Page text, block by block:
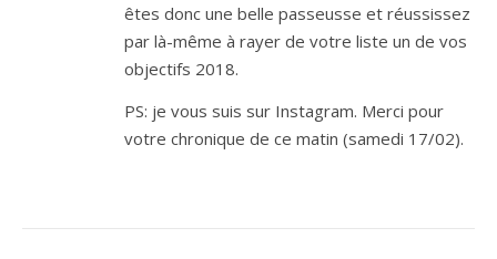
êtes donc une belle passeusse et réussissez
par là-même à rayer de votre liste un de vos
objectifs 2018.
PS: je vous suis sur Instagram. Merci pour
votre chronique de ce matin (samedi 17/02).